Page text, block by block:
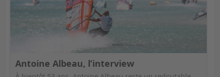
Antoine Albeau, l’interview